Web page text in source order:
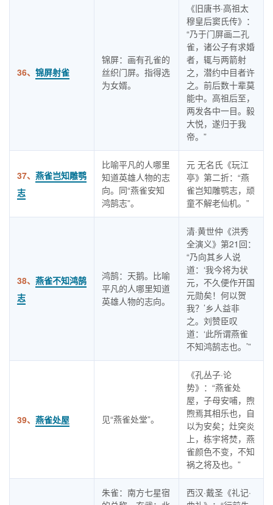
36、 锦屏射雀
锦屏：画有孔雀的
丝织门屏。指得选
为女婿。
《旧唐书·高祖太
穆皇后窦氏传》：
“乃于门屏画二孔
雀，诸公子有求婚
者，辄与两箭射
之，潜约中目者许
之。前后数十辈莫
能中。高祖后至，
两发各中一目。毅
大悦，遂归于我
帝。”
37、 燕雀岂知雕鹗
志
比喻平凡的人哪里
知道英雄人物的志
向。同“燕雀安知
鸿鹄志”。
元 无名氏《玩江
亭》第二折：“燕
雀岂知雕鹗志，顽
童不解老仙机。”
38、 燕雀不知鸿鹄
志
鸿鹄：天鹅。比喻
平凡的人哪里知道
英雄人物的志向。
清·黄世仲《洪秀
全演义》第21回：
“乃向其乡人说
道：‘我今将为状
元，不久便作开国
元勋矣！何以贺
我？’乡人益非
之。刘赞臣叹
道：‘此所谓燕雀
不知鸿鹄志也。’”
39、 燕雀处屋 见“燕雀处堂”。
《孔丛子·论
势》：“燕雀处
屋，子母安哺，煦
煦焉其相乐也，自
以为安矣；灶突炎
上，栋宇将焚，燕
雀颜色不变，不知
祸之将及也。”
朱雀：南方七星宿
西汉·戴圣《礼记·